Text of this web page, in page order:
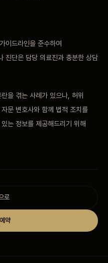
이드라인을 준수하여
진단은 담당 의료진과 충분한 상담
을 겪는 사례가 있으나, 허위
문 변호사와 함께 법적 조치를
는 정보를 제공해드리기 위해
로
약